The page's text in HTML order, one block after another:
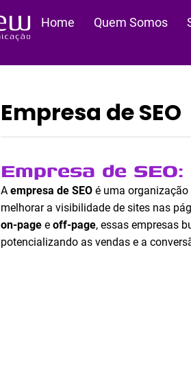
Home Quem Somos
Empresa de SEO
Empresa de
A empresa de SEO é uma
melhorar a visibilidade de sites nas
on-page e off-page, essas empresas
potencializando as vendas e a